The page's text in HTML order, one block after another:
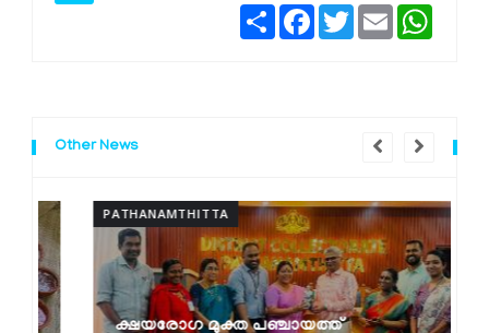
ShareFacebook
TwitterEmail
Other News
PATHANAMTHITTA
ക്ഷയരോഗ മുക്ത പഞ്ചായത്ത്